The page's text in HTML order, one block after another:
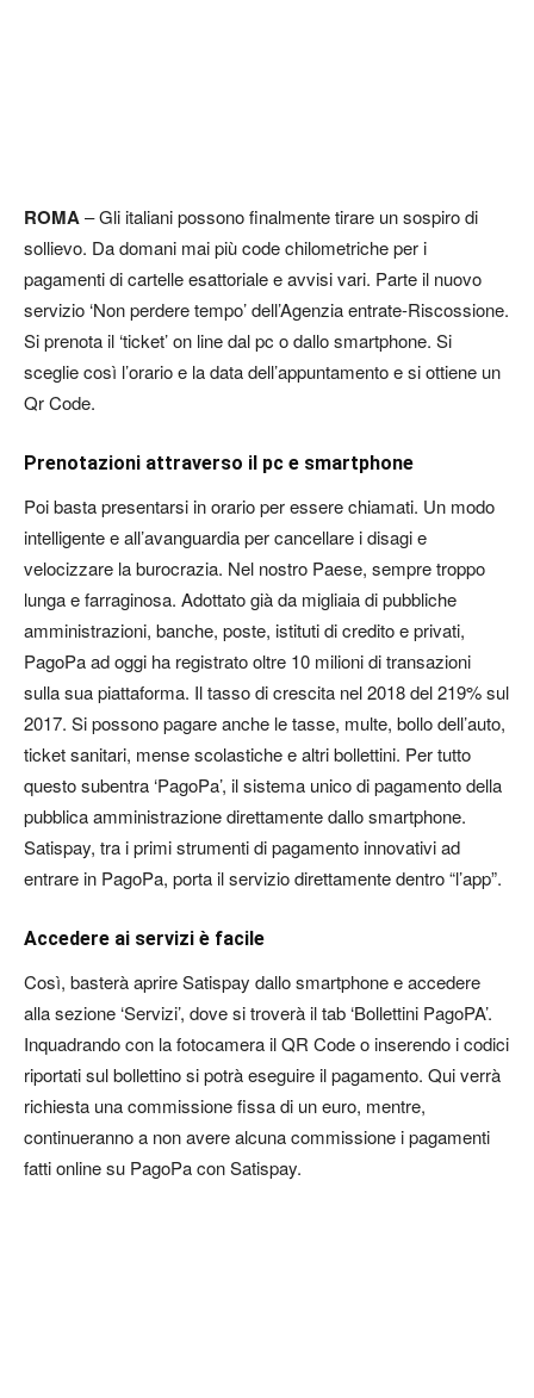
ROMA– Gli italiani possono finalmente tirare un sospiro di
sollievo. Da domani mai più code chilometriche per i
pagamenti di cartelle esattoriale e avvisi vari. Parte il nuovo
servizio ‘Non perdere tempo’ dell’Agenzia entrate-Riscossione.
Si prenota il ‘ticket’ on line dal pc o dallo smartphone. Si
sceglie così l’orario e la data dell’appuntamento e si ottiene un
Qr Code.
Prenotazioni attraverso il pc e smartphone
Poi basta presentarsi in orario per essere chiamati. Un modo
intelligente e all’avanguardia per cancellare i disagi e
velocizzare la burocrazia. Nel nostro Paese, sempre troppo
lunga e farraginosa. Adottato già da migliaia di pubbliche
amministrazioni, banche, poste, istituti di credito e privati,
PagoPa ad oggi ha registrato oltre 10 milioni di transazioni
sulla sua piattaforma. Il tasso di crescita nel 2018 del 219% sul
2017. Si possono pagare anche le tasse, multe, bollo dell’auto,
ticket sanitari, mense scolastiche e altri bollettini. Per tutto
questo subentra ‘PagoPa’, il sistema unico di pagamento della
pubblica amministrazione direttamente dallo smartphone.
Satispay, tra i primi strumenti di pagamento innovativi ad
entrare in PagoPa, porta il servizio direttamente dentro “l’app”.
Accedere ai servizi è facile
Così, basterà aprire Satispay dallo smartphone e accedere
alla sezione ‘Servizi’, dove si troverà il tab ‘Bollettini PagoPA’.
Inquadrando con la fotocamera il QR Code o inserendo i codici
riportati sul bollettino si potrà eseguire il pagamento. Qui verrà
richiesta una commissione fissa di un euro, mentre,
continueranno a non avere alcuna commissione i pagamenti
fatti online su PagoPa con Satispay.